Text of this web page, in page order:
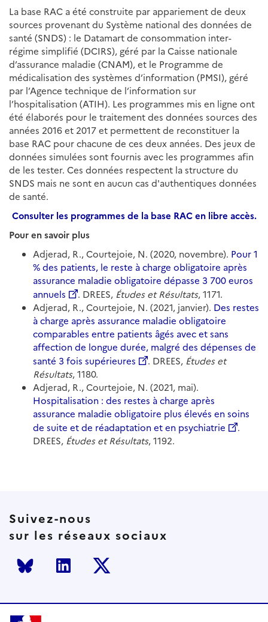
La base RAC a été construite par appariement de deux
sources provenant du Système national des données de
santé (SNDS) : le Datamart de consommation inter-
régime simplifié (DCIRS), géré par la Caisse nationale
d’assurance maladie (CNAM), et le Programme de
médicalisation des systèmes d’information (PMSI), géré
par l’Agence technique de l’information sur
l’hospitalisation (ATIH). Les programmes mis en ligne ont
été élaborés pour le traitement des données sources des
années 2016 et 2017 et permettent de reconstituer la
base RAC pour chacune de ces deux années. Des jeux de
données simulées sont fournis avec les programmes afin
de les tester. Ces données respectent la structure du
SNDS mais ne sont en aucun cas d'authentiques données
de santé.
Consulter les programmes de la base RAC en libre accès.
Pour en savoir plus
Adjerad, R., Courtejoie, N. (2020, novembre). Pour 1
% des patients, le reste à charge obligatoire après
assurance maladie obligatoire dépasse 3 700 euros
annuels
. DREES, Études et Résultats, 1171.
Adjerad, R., Courtejoie, N. (2021, janvier). Des restes
à charge après assurance maladie obligatoire
comparables entre patients âgés avec et sans
affection de longue durée, malgré des dépenses de
santé 3 fois supérieures
. DREES, Études et
Résultats, 1180.
Adjerad, R., Courtejoie, N. (2021, mai).
Hospitalisation : des restes à charge après
assurance maladie obligatoire plus élevés en soins
de suite et de réadaptation et en psychiatrie
.
DREES, Études et Résultats, 1192.
Suivez-nous
sur les réseaux sociaux
Bluesky LinkedInTwitter